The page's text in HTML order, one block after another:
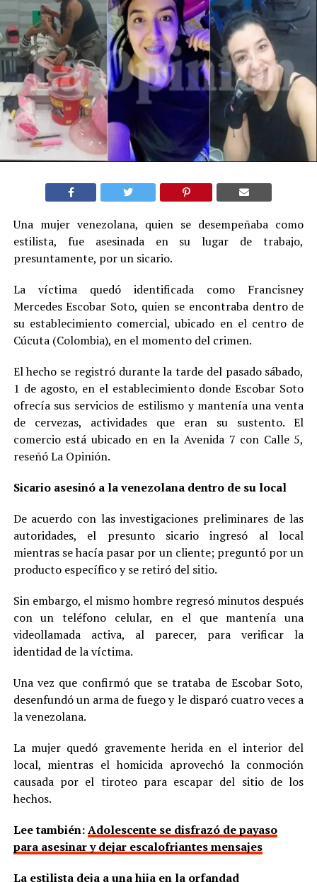
Una mujer venezolana, quien se desempeñaba como
estilista, fue asesinada en su lugar de trabajo,
presuntamente, por un sicario.
La víctima quedó identificada como Francisney
Mercedes Escobar Soto, quien se encontraba dentro de
su establecimiento comercial, ubicado en el centro de
Cúcuta (Colombia), en el momento del crimen.
El hecho se registró durante la tarde del pasado sábado,
1 de agosto, en el establecimiento donde Escobar Soto
ofrecía sus servicios de estilismo y mantenía una venta
de cervezas, actividades que eran su sustento. El
comercio está ubicado en en la Avenida 7 con Calle 5,
reseñó La Opinión.
Sicario asesinó a la venezolana dentro de su local
De acuerdo con las investigaciones preliminares de las
autoridades, el presunto sicario ingresó al local
mientras se hacía pasar por un cliente; preguntó por un
producto específico y se retiró del sitio.
Sin embargo, el mismo hombre regresó minutos después
con un teléfono celular, en el que mantenía una
videollamada activa, al parecer, para verificar la
identidad de la víctima.
Una vez que confirmó que se trataba de Escobar Soto,
desenfundó un arma de fuego y le disparó cuatro veces a
la venezolana.
La mujer quedó gravemente herida en el interior del
local, mientras el homicida aprovechó la conmoción
causada por el tiroteo para escapar del sitio de los
hechos.
Lee también:Adolescente se disfrazó de payaso
para asesinar y dejar escalofriantes mensajes
La estilista deja a una hija en la orfandad